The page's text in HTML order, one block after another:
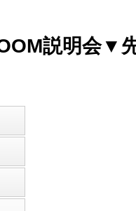
説明会▼